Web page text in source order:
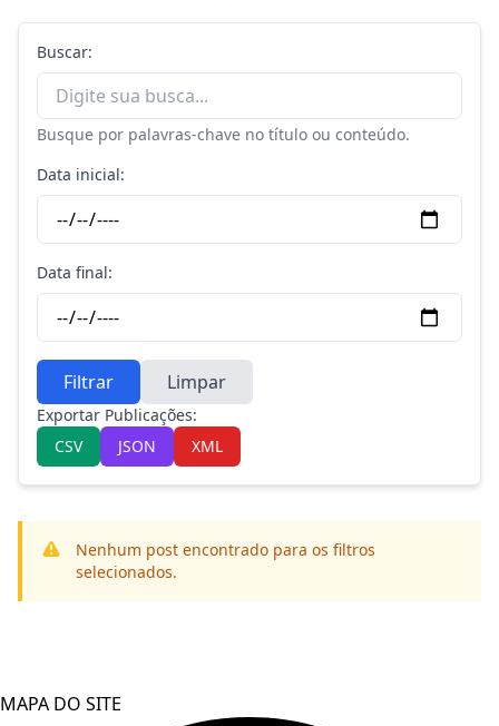
Buscar:
Busque por palavras-chave no título ou conteúdo.
Data inicial:
Data final:
Filtrar Limpar
Exportar Publicações:
CSV
JSON XML
Nenhum post encontrado para os filtros
selecionados.
MAPA DO SITE